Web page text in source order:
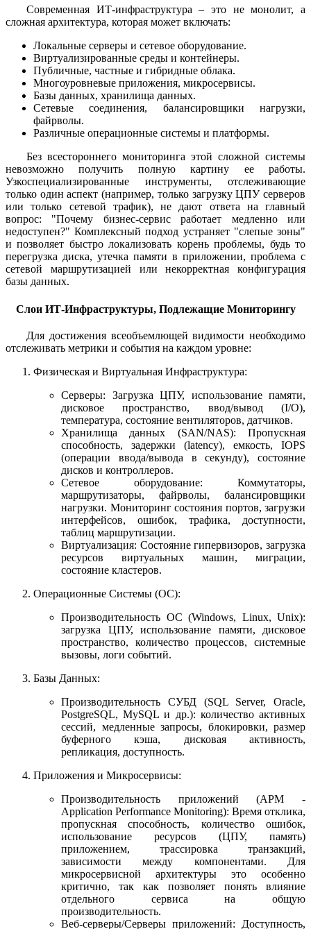
Современная ИТ-инфраструктура – это не монолит, а
сложная архитектура, которая может включать:
Локальные серверы и сетевое оборудование.
Виртуализированные среды и контейнеры.
Публичные, частные и гибридные облака.
Многоуровневые приложения, микросервисы.
Базы данных, хранилища данных.
Сетевые соединения, балансировщики нагрузки,
файрволы.
Различные операционные системы и платформы.
Без всестороннего мониторинга этой сложной системы
невозможно получить полную картину ее работы.
Узкоспециализированные инструменты, отслеживающие
только один аспект (например, только загрузку ЦПУ серверов
или только сетевой трафик), не дают ответа на главный
вопрос: "Почему бизнес-сервис работает медленно или
недоступен?" Комплексный подход устраняет "слепые зоны"
и позволяет быстро локализовать корень проблемы, будь то
перегрузка диска, утечка памяти в приложении, проблема с
сетевой маршрутизацией или некорректная конфигурация
базы данных.
Слои ИТ-Инфраструктуры, Подлежащие Мониторингу
Для достижения всеобъемлющей видимости необходимо
отслеживать метрики и события на каждом уровне:
Физическая и Виртуальная Инфраструктура:
Серверы: Загрузка ЦПУ, использование памяти,
дисковое пространство, ввод/вывод (I/O),
температура, состояние вентиляторов, датчиков.
Хранилища данных (SAN/NAS): Пропускная
способность, задержки (latency), емкость, IOPS
(операции ввода/вывода в секунду), состояние
дисков и контроллеров.
Сетевое оборудование: Коммутаторы,
маршрутизаторы, файрволы, балансировщики
нагрузки. Мониторинг состояния портов, загрузки
интерфейсов, ошибок, трафика, доступности,
таблиц маршрутизации.
Виртуализация: Состояние гипервизоров, загрузка
ресурсов виртуальных машин, миграции,
состояние кластеров.
Операционные Системы (ОС):
Производительность ОС (Windows, Linux, Unix):
загрузка ЦПУ, использование памяти, дисковое
пространство, количество процессов, системные
вызовы, логи событий.
Базы Данных:
Производительность СУБД (SQL Server, Oracle,
PostgreSQL, MySQL и др.): количество активных
сессий, медленные запросы, блокировки, размер
буферного кэша, дисковая активность,
репликация, доступность.
Приложения и Микросервисы:
Производительность приложений (APM -
Application Performance Monitoring): Время отклика,
пропускная способность, количество ошибок,
использование ресурсов (ЦПУ, память)
приложением, трассировка транзакций,
зависимости между компонентами. Для
микросервисной архитектуры это особенно
критично, так как позволяет понять влияние
отдельного сервиса на общую
производительность.
Веб-серверы/Серверы приложений: Доступность,